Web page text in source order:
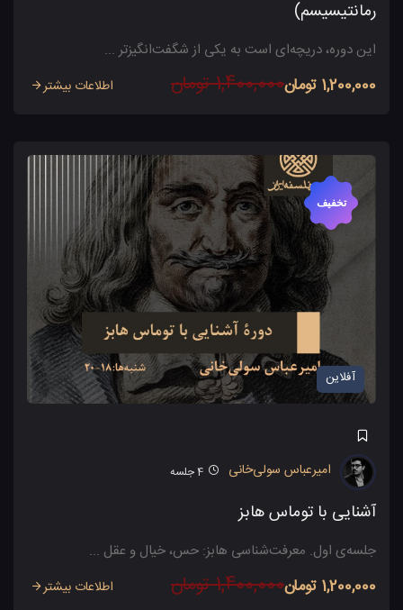
رمانتیسیسم)
این دوره، دریچه‌ای است به یکی از شگفت‌انگیزتر ...
1,200,000 تومان 1,400,000 تومان اطلاعات بیشتر
تخفیف
آفلاین
امیرعباس سولی‌خانی 4جلسه
آشنایی با توماس هابز
جلسه‌ی اول. معرفت‌شناسی هابز: حس، خیال و عقل ...
1,200,000 تومان 1,400,000 تومان اطلاعات بیشتر